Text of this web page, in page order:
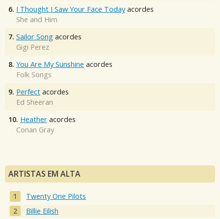
6. I Thought I Saw Your Face Today acordes
She and Him
7. Sailor Song acordes
Gigi Perez
8. You Are My Sunshine acordes
Folk Songs
9. Perfect acordes
Ed Sheeran
10. Heather acordes
Conan Gray
ARTISTAS EM ALTA
Twenty One Pilots
Billie Eilish